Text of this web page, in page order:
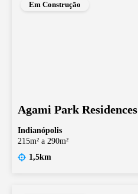
Em Construção
Agami Park Residences
Indianópolis
215m² a 290m²
1,5km